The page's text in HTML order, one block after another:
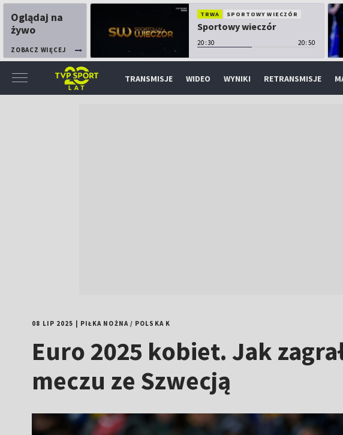
Oglądaj na
żywo
ZOBACZ WIĘCEJ
TRWA SPORTOWY WIECZÓR
Sportowy wieczór
20:30 20:50
TRANSMISJE WIDEO WYNIKI RETRANSMISJE
08 LIP 2025 PIŁKA NOŻNA/ POLSKA K
Euro 2025 kobiet. Jak
meczu ze Szwecją